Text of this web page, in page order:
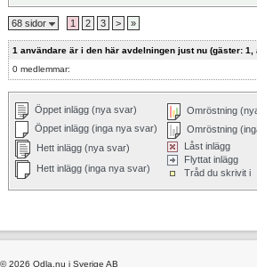
68 sidor 1 2 3 > »
1 användare är i den här avdelningen just nu (gäster: 1,
0 medlemmar:
Öppet inlägg (nya svar)
Öppet inlägg (inga nya svar)
Hett inlägg (nya svar)
Hett inlägg (inga nya svar)
Omröstning
Omröstning
Låst inlägg
Flyttat inlägg
Tråd du skrivit i
© 2026 Odla.nu i Sverige AB